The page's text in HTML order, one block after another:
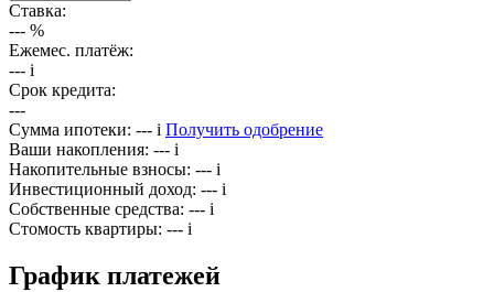
Ставка:
--- %
Ежемес. платёж:
--- i
Срок кредита:
---
Сумма ипотеки: --- i Получить одобрение
Ваши накопления: --- i
Накопительные взносы: --- i
Инвестиционный доход: --- i
Собственные средства: --- i
Стомость квартиры: --- i
График платежей